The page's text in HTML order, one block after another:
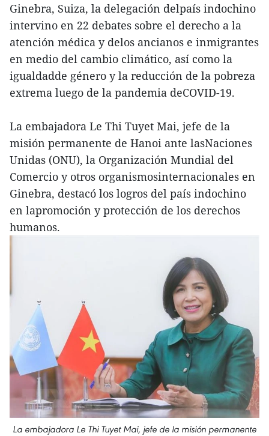
Ginebra, Suiza, la delegación delpaís indochino
intervino en 22 debates sobre el derecho a la
atención médica y delos ancianos e inmigrantes
en medio del cambio climático, así como la
igualdadde género y la reducción de la pobreza
extrema luego de la pandemia deCOVID-19.
La embajadora Le Thi Tuyet Mai, jefe de la
misión permanente de Hanoi ante lasNaciones
Unidas (ONU), la Organización Mundial del
Comercio y otros organismosinternacionales en
Ginebra, destacó los logros del país indochino
en lapromoción y protección de los derechos
humanos.
La embajadora Le Thi Tuyet Mai, jefe de la misión permanente